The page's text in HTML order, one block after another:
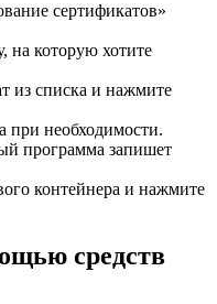
сертификатов»
на которую хотите
из списка и нажмите
при необходимости.
программа запишет
контейнера и нажмите
средств